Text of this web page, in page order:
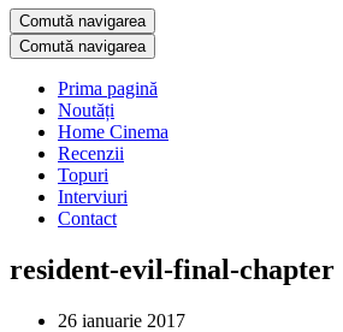
Comută navigarea
Comută navigarea
Prima pagină
Noutăți
Home Cinema
Recenzii
Topuri
Interviuri
Contact
resident-evil-final-chapter
26 ianuarie 2017